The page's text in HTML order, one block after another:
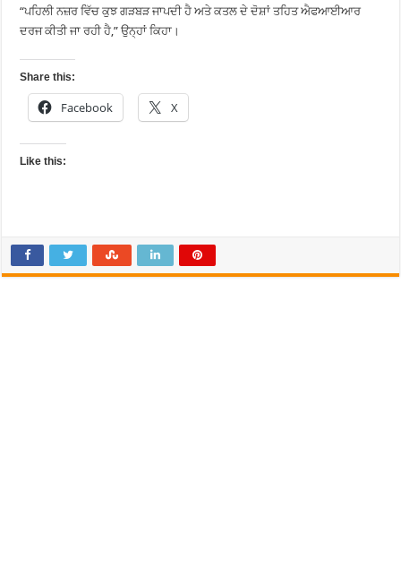
“ਪਹਿਲੀ ਨਜ਼ਰ ਵਿੱਚ ਕੁਝ ਗੜਬੜ ਜਾਪਦੀ ਹੈ ਅਤੇ ਕਤਲ ਦੇ ਦੋਸ਼ਾਂ ਤਹਿਤ ਐਫਆਈਆਰ
ਦਰਜ ਕੀਤੀ ਜਾ ਰਹੀ ਹੈ,” ਉਨ੍ਹਾਂ ਕਿਹਾ।
Share this:
Facebook X
Like this: